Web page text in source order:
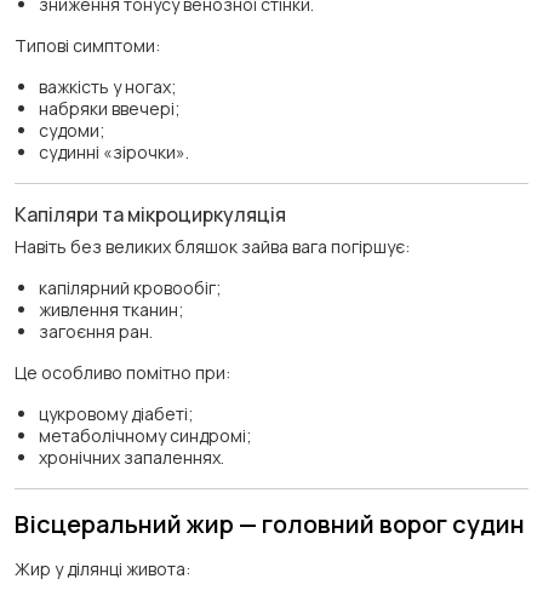
Типові симптоми:
важкість у ногах;
набряки ввечері;
судоми;
судинні «зірочки».
Капіляри та мікроциркуляція
Навіть без великих бляшок зайва вага погіршує:
капілярний кровообіг;
живлення тканин;
загоєння ран.
Це особливо помітно при:
цукровому діабеті;
метаболічному синдромі;
хронічних запаленнях.
Вісцеральний жир — головний ворог судин
Жир у ділянці живота: